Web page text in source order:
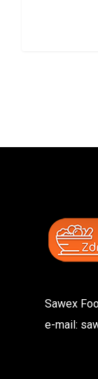
Sawex
e-mail: